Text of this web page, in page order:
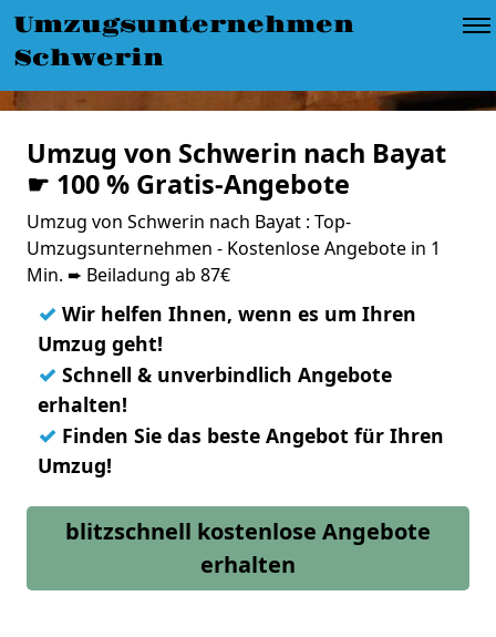
Umzugsunternehmen
Schwerin
Umzug von Schwerin nach Bayat
☛ 100 % Gratis-Angebote
Umzug von Schwerin nach Bayat : Top-
Umzugsunternehmen - Kostenlose Angebote in 1
Min. ➨ Beiladung ab 87€
✓ Wir helfen Ihnen, wenn es um Ihren
Umzug geht!
✓ Schnell & unverbindlich Angebote
erhalten!
✓ Finden Sie das beste Angebot für Ihren
Umzug!
blitzschnell kostenlose Angebote
erhalten